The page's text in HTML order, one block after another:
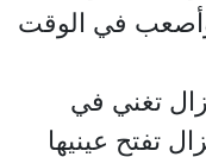
في الوقت
تغني في
تفتح عينيها